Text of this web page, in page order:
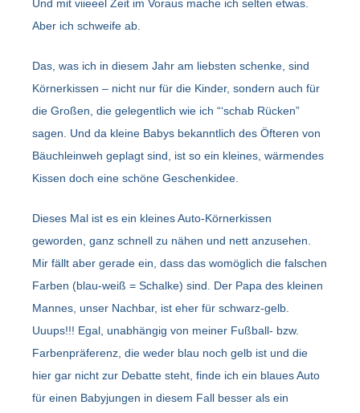
Und mit viieeel Zeit im Voraus mache ich selten etwas.
Aber ich schweife ab.
Das, was ich in diesem Jahr am liebsten schenke, sind
Körnerkissen – nicht nur für die Kinder, sondern auch für
die Großen, die gelegentlich wie ich “‘schab Rücken”
sagen. Und da kleine Babys bekanntlich des Öfteren von
Bäuchleinweh geplagt sind, ist so ein kleines, wärmendes
Kissen doch eine schöne Geschenkidee.
Dieses Mal ist es ein kleines Auto-Körnerkissen
geworden, ganz schnell zu nähen und nett anzusehen.
Mir fällt aber gerade ein, dass das womöglich die falschen
Farben (blau-weiß = Schalke) sind. Der Papa des kleinen
Mannes, unser Nachbar, ist eher für schwarz-gelb.
Uuups!!! Egal, unabhängig von meiner Fußball- bzw.
Farbenpräferenz, die weder blau noch gelb ist und die
hier gar nicht zur Debatte steht, finde ich ein blaues Auto
für einen Babyjungen in diesem Fall besser als ein